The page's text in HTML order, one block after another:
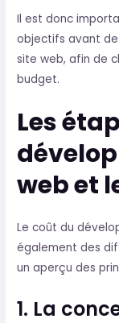
Il est donc
objectifs avant de
site web, afin de
budget.
Les
web et
Le coût du
également des
un aperçu des
1. La